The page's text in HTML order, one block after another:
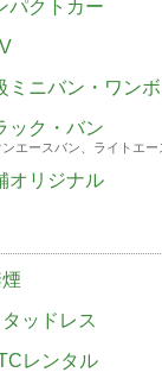
パクトカー
ミニバン・ワン
ック・バン
エースバン、ライトエー
オリジナル
ッドレス
レンタル